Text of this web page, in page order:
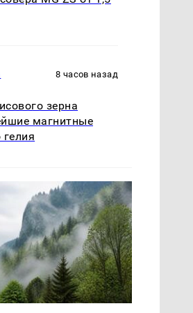
8 часов назад
зерна
магнитные